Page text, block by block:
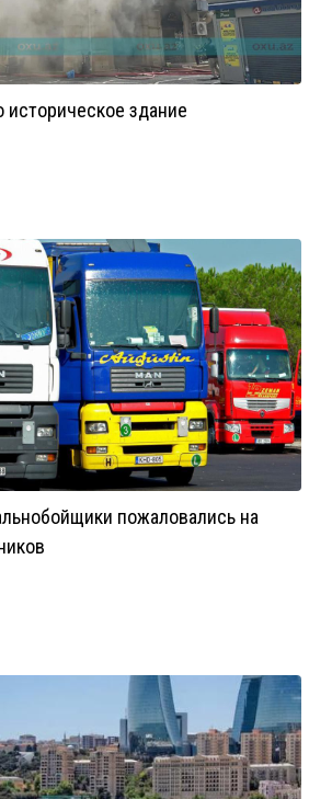
историческое здание
пожаловались на